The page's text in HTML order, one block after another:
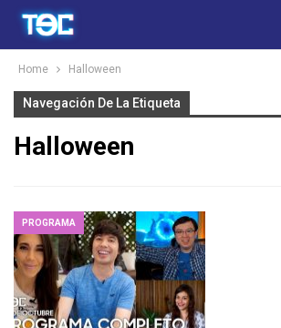
Home Halloween
Navegación De La Etiqueta
Halloween
PROGRAMA